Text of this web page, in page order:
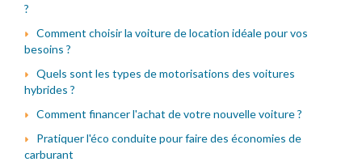
?
Comment choisir la voiture de location idéale pour vos
besoins ?
Quels sont les types de motorisations des voitures
hybrides ?
Comment financer l'achat de votre nouvelle voiture ?
Pratiquer l'éco conduite pour faire des économies de
carburant